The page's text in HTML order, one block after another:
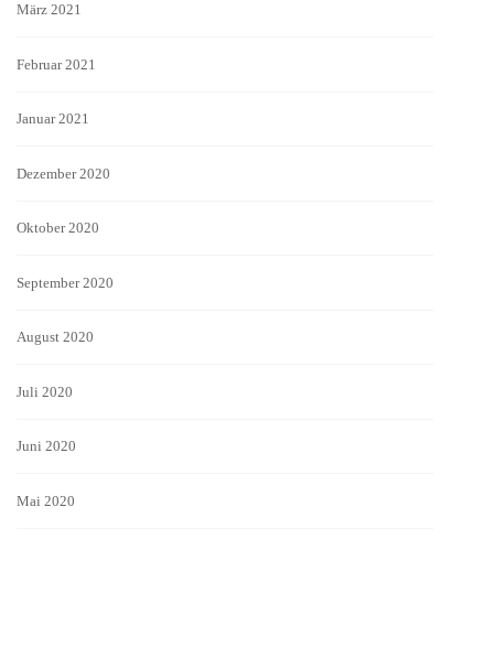
März 2021
Februar 2021
Januar 2021
Dezember 2020
Oktober 2020
September 2020
August 2020
Juli 2020
Juni 2020
Mai 2020